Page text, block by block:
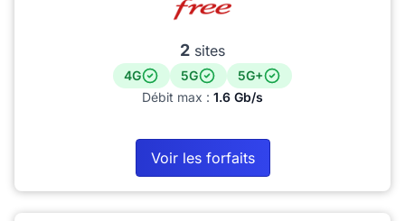
2 sites
4G 5G
5G+
Débit max : 1.6 Gb/s
Voir les forfaits